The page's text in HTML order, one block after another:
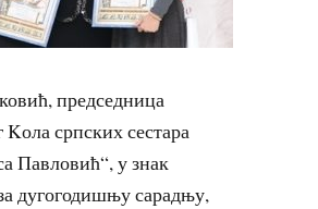
председница
Kола српских сестара
Павловић“, у знак
дугогодишњу сарадњу,